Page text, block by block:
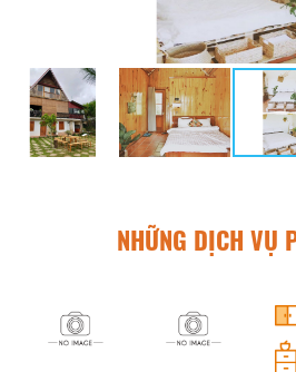
NHỮNG DỊCH VỤ